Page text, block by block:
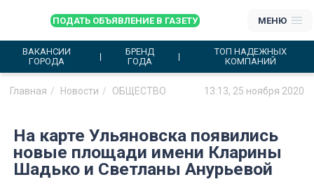
ПОДАТЬ ОБЪЯВЛЕНИЕ В ГАЗЕТУ МЕНЮ
ВАКАНСИИ
ГОРОДА
БРЕНД
ГОДА
ТОП НАДЕЖНЫХ
КОМПАНИЙ
Главная Новости ОБЩЕСТВО 13:13, 25 ноября 2020
На карте Ульяновска появились
новые площади имени Кларины
Шадько и Светланы Анурьевой